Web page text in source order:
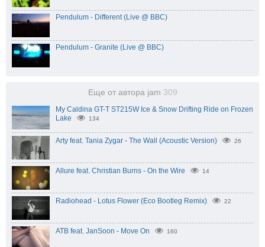
Pendulum - Different (Live @ BBC)
Pendulum - Granite (Live @ BBC)
Еще от автора jam 309
My Caldina GT-T ST215W Ice & Snow Drifting Ride on Frozen
Lake
134
Arty feat. Tania Zygar - The Wall (Acoustic Version) 26
Allure feat. Christian Burns - On the Wire 14
Radiohead - Lotus Flower (Eco Bootleg Remix) 22
ATB feat. JanSoon - Move On 160